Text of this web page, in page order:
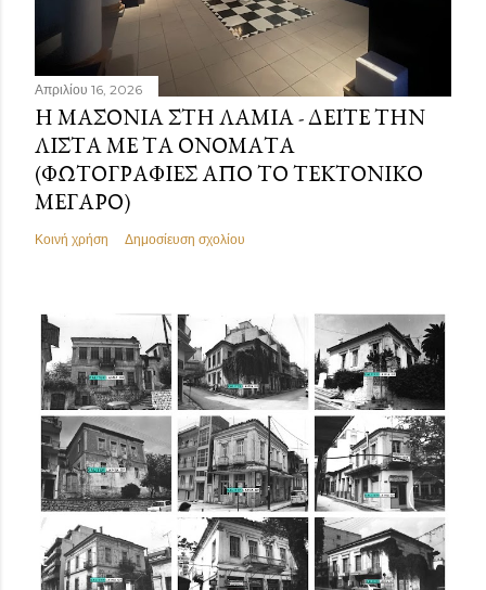
Απριλίου 16, 2026
Η ΜΑΣΟΝΊΑ ΣΤΗ ΛΑΜΊΑ - ΔΕΊΤΕ ΤΗΝ
ΛΊΣΤΑ ΜΕ ΤΑ ΟΝΌΜΑΤΑ
(ΦΩΤΟΓΡΑΦΊΕΣ ΑΠΌ ΤΟ ΤΕΚΤΟΝΙΚΌ
ΜΈΓΑΡΟ)
Κοινή χρήση Δημοσίευση σχολίου